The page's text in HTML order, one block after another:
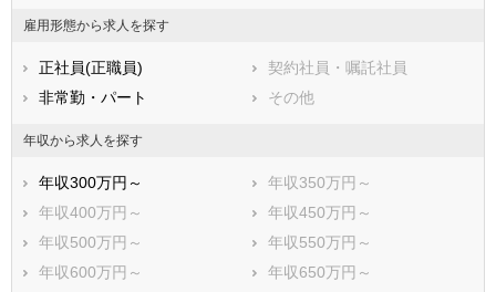
雇用形態から求人を探す
正社員(正職員)
契約社員・嘱託社員
非常勤・パート
その他
年収から求人を探す
年収300万円～
年収350万円～
年収400万円～
年収450万円～
年収500万円～
年収550万円～
年収600万円～
年収650万円～